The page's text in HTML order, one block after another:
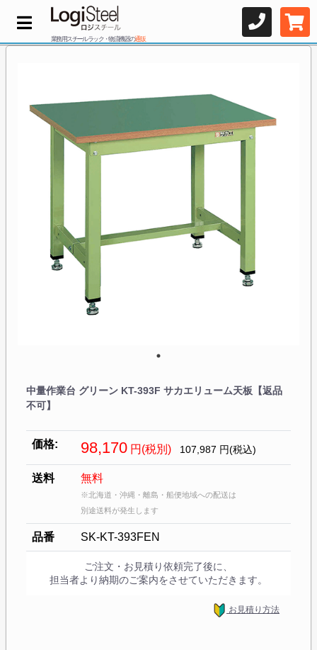
業務用スチールラック・物流機器の通販
中量作業台 グリーン KT-393F サカエリューム天板【返品
不可】
価格: 98,170 円(税別) 107,987 円(税込)
送料 無料
※北海道・沖縄・離島・船便地域への配送は
別途送料が発生します
品番 SK-KT-393FEN
ご注文・お見積り依頼完了後に、
担当者より納期のご案内をさせていただきます。
お見積り方法